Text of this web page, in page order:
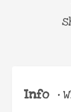
Info •